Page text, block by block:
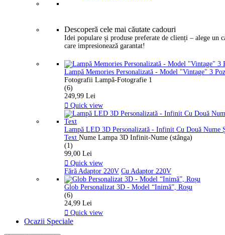
Descoperă cele mai căutate cadouri
Idei populare și produse preferate de clienți – alege un
care impresionează garantat!
Lampă Memories Personalizată - Model "Vintage" 3
Fotografii Lampă-Fotografie 1
(6)
249,99 Lei
 Quick view
Lampă LED 3D Personalizată - Infinit Cu Două Nume
Text Nume Lampa 3D Infinit-Nume (stânga)
(1)
99,00 Lei
 Quick view
Fără Adaptor 220V Cu Adaptor 220V
Glob Personalizat 3D - Model “Inimă”, Roșu
(6)
24,99 Lei
 Quick view
Ocazii Speciale